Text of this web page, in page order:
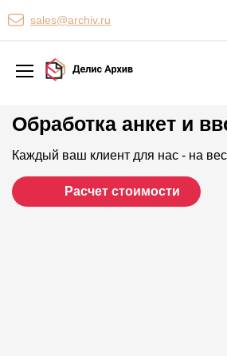
sales@archiv.ru
Персональные сервисы
Архивная обработка
Хранение документов
Уничтожение документов
Обработка анкет и
Каждый ваш клиент для нас - на вес
Расчет стоимости